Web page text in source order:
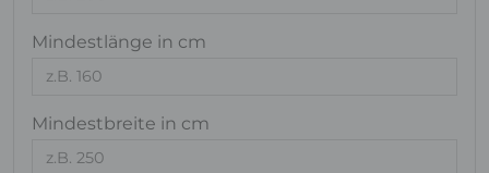
Mindestlänge in cm
Mindestbreite in cm